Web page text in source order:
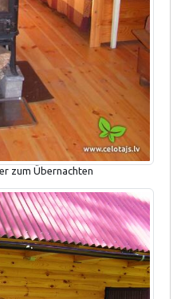
zum Übernachten